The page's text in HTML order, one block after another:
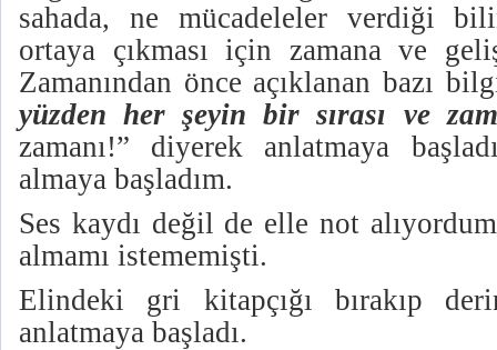
sahada, ne mücadeleler verdiği
ortaya çıkması için zamana ve
Zamanından önce açıklanan bazı
yüzden her şeyin bir sırası ve
zamanı!” diyerek anlatmaya
almaya başladım.
Ses kaydı değil de elle not
almamı istememişti.
Elindeki gri kitapçığı bırakıp
anlatmaya başladı.